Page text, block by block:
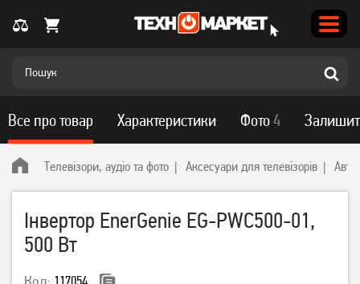
Телевізори, аудіо та фото Аксесуари для телевізорів
Інвертор EnerGenie EG-PWC500-01,
500 Вт
Код: 117054
Все про товар Характеристики Фото4